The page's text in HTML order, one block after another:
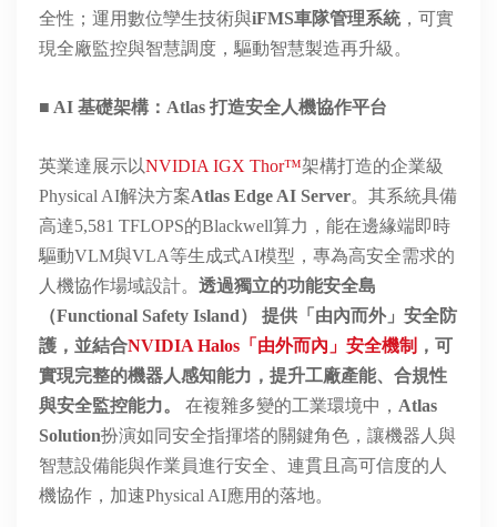
全性；運用數位孿生技術與iFMS車隊管理系統，可實
現全廠監控與智慧調度，驅動智慧製造再升級。
■ AI 基礎架構 ： Atlas 打造安全人機協作平台
英業達展示以NVIDIA IGX Thor™架構打造的企業級
Physical AI解決方案Atlas Edge AI Server。其系統具備
高達5,581 TFLOPS的Blackwell算力，能在邊緣端即時
驅動VLM與VLA等生成式AI模型，專為高安全需求的
人機協作場域設計。 透過獨立的功能安全島
（Functional Safety Island） 提供「由內而外」安全防
護，並結合NVIDIA Halos「由外而內」安全機制 ，可
實現完整的機器人感知能力，提升工廠產能、合規性
與安全監控能力。
在複雜多變的工業環境中， Atlas
Solution扮演如同安全指揮塔的關鍵角色，讓機器人與
智慧設備能與作業員進行安全、連貫且高可信度的人
機協作，加速Physical AI應用的落地。